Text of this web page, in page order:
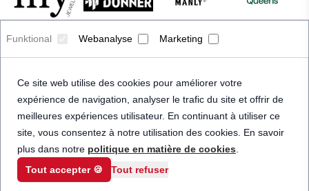
Funktional Webanalyse Marketing
Ce site web utilise des cookies pour améliorer votre
expérience de navigation, analyser le trafic du site et offrir de
meilleures expériences utilisateur. En continuant à utiliser ce
site, vous consentez à notre utilisation des cookies. En savoir
plus dans notre politique en matière de cookies
Tout accepter 🍪
Tout refuser
© 2026 Priceindanger. Tous droits réservés.